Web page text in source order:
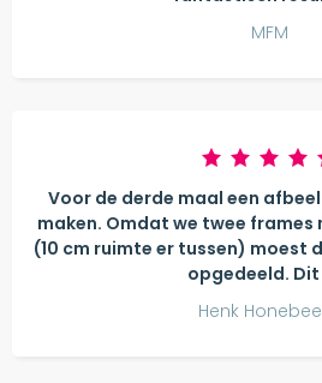
MFM
Voor de derde maal een
maken. Omdat we twee
(10 cm ruimte er tussen) moest
opgedeeld. Dit
Henk